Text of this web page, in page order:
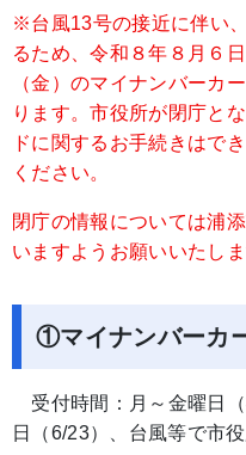
※台風13号の接近に伴い
るため、令和８年８月６
（金）のマイナンバーカ
ります。市役所が閉庁と
ドに関するお手続きはで
ください。
閉庁の情報については浦
いますようお願いいたしま
①マイナンバーカ
受付時間：月～金曜日
日（6/23）、台風等で市